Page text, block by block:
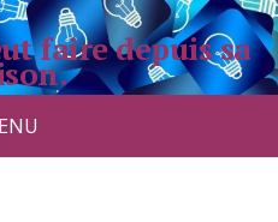
faire depuis sa